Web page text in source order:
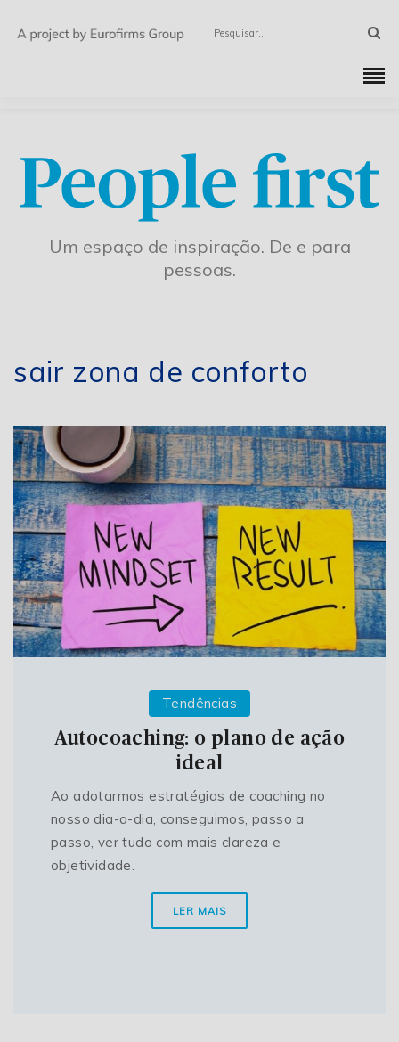
Um espaço de inspiração. De e para
pessoas.
sair zona de conforto
Tendências
Autocoaching: o plano de ação
ideal
Ao adotarmos estratégias de coaching no
nosso dia-a-dia, conseguimos, passo a
passo, ver tudo com mais clareza e
objetividade.
LER MAIS